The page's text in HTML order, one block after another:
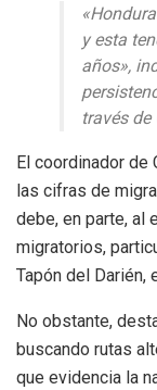
y esta
años»,
través
El coordinador
las cifras de
debe, en parte, al
migratorios,
Tapón del Darién,
No obstante,
buscando rutas
que evidencia la